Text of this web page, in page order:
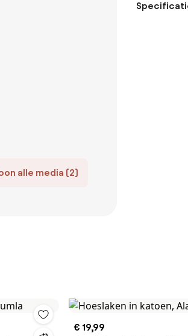
alle media (2)
€ 19,99